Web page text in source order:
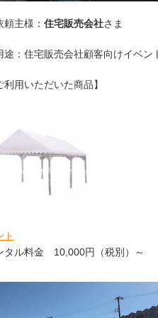
頼主様： 住宅販売会社さま
途：住宅販売会社顧客向けイベン
利用いただいた商品】
ト
タル料金 10,000円（税別）～